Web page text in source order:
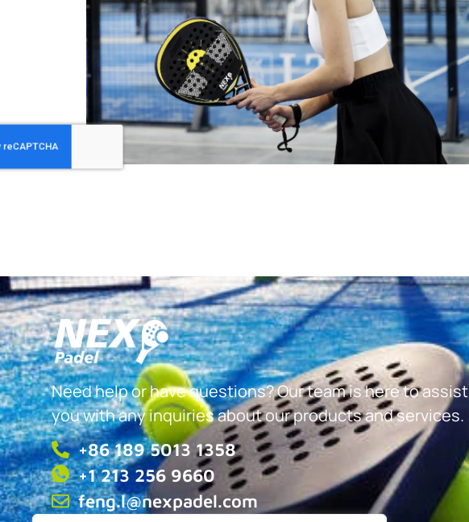
Need help or have questions? Our team is here to assist
you with any inquiries about our products and services.
+86 189 5013 1358
+1 213 256 9660
feng.l@nexpadel.com